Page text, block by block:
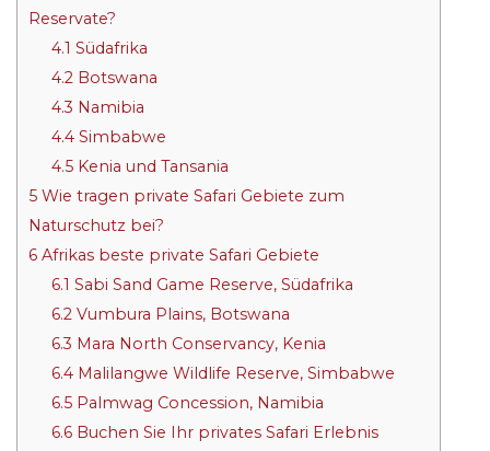
Reservate?
4.1 Südafrika
4.2 Botswana
4.3 Namibia
4.4 Simbabwe
4.5 Kenia und Tansania
5 Wie tragen private Safari Gebiete zum
Naturschutz bei?
6 Afrikas beste private Safari Gebiete
6.1 Sabi Sand Game Reserve, Südafrika
6.2 Vumbura Plains, Botswana
6.3 Mara North Conservancy, Kenia
6.4 Malilangwe Wildlife Reserve, Simbabwe
6.5 Palmwag Concession, Namibia
6.6 Buchen Sie Ihr privates Safari Erlebnis